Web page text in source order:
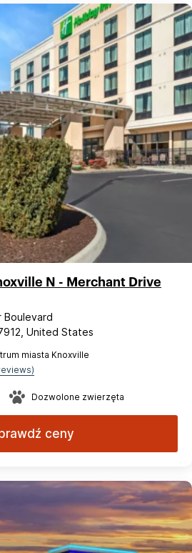
N - Merchant Drive
Boulevard
United States
miasta Knoxville
Dozwolone zwierzęta
ceny